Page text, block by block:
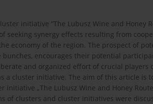
initiative “The Lubusz Wine and Honey
seeking synergy effects resulting from
economy of the region. The prospect of
encourages their potential
and organized effort of crucial players
a cluster initiative. The aim of this article is
„The Lubusz Wine and Honey
of clusters and cluster initiatives were